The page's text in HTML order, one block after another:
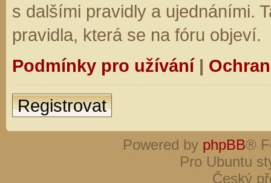
s dalšími pravidly a ujednáními.
pravidla, která se na fóru objeví.
Podmínky pro užívání|
Registrovat
Powered by phpBB®
Pro Ubuntu
Český